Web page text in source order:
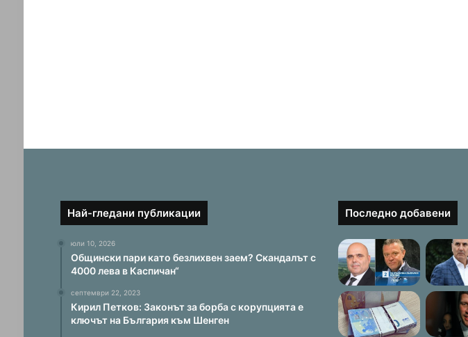
Най-гледани публикации
юли 10, 2026
Общински пари като безлихвен заем? Скандалът с
4000 лева в Каспичан“
септември 22, 2023
Кирил Петков: Законът за борба с корупцията е
ключът на България към Шенген
Последно добавени